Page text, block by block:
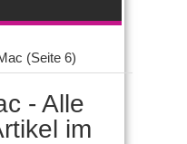
(Seite 6)
- Alle
im